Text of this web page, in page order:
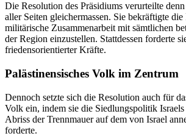
Die Resolution des Präsidiums verurteilte
aller Seiten gleichermassen. Sie bekräftigte
militärische Zusammenarbeit mit sämtlichen
der Region einzustellen. Stattdessen forderte
friedensorientierter Kräfte.
Palästinensisches Volk im Zentrum
Dennoch setzte sich die Resolution auch für
Volk ein, indem sie die Siedlungspolitik
Abriss der Trennmauer auf dem von Israel
forderte.